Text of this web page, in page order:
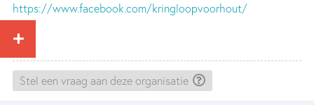
https://www.facebook.com/kringloopvoorhout/
Stel een vraag aan deze organisatie